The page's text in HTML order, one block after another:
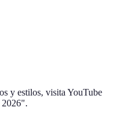
y estilos, visita YouTube
2026".